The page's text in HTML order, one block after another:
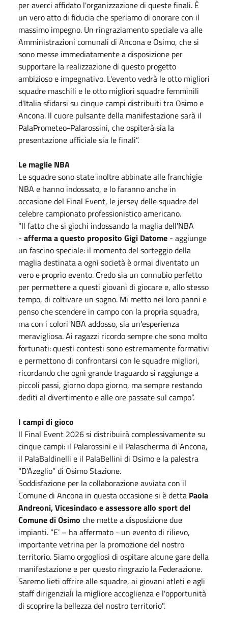
per averci affidato l'organizzazione di queste finali. È
un vero atto di fiducia che speriamo di onorare con il
massimo impegno. Un ringraziamento speciale va alle
Amministrazioni comunali di Ancona e Osimo, che si
sono messe immediatamente a disposizione per
supportare la realizzazione di questo progetto
ambizioso e impegnativo. L'evento vedrà le otto migliori
squadre maschili e le otto migliori squadre femminili
d'Italia sfidarsi su cinque campi distribuiti tra Osimo e
Ancona. Il cuore pulsante della manifestazione sarà il
PalaPrometeo-Palarossini, che ospiterà sia la
presentazione ufficiale sia le finali”.
Le maglie NBA
Le squadre sono state inoltre abbinate alle franchigie
NBA e hanno indossato, e lo faranno anche in
occasione del Final Event, le jersey delle squadre del
celebre campionato professionistico americano.
“Il fatto che si giochi indossando la maglia dell'NBA
- afferma a questo proposito Gigi Datome - aggiunge
un fascino speciale: il momento del sorteggio della
maglia destinata a ogni società è ormai diventato un
vero e proprio evento. Credo sia un connubio perfetto
per permettere a questi giovani di giocare e, allo stesso
tempo, di coltivare un sogno. Mi metto nei loro panni e
penso che scendere in campo con la propria squadra,
ma con i colori NBA addosso, sia un'esperienza
meravigliosa. Ai ragazzi ricordo sempre che sono molto
fortunati: questi contesti sono estremamente formativi
e permettono di confrontarsi con le squadre migliori,
ricordando che ogni grande traguardo si raggiunge a
piccoli passi, giorno dopo giorno, ma sempre restando
dediti al divertimento e alle ore passate sul campo”.
I campi di gioco
Il Final Event 2026 si distribuirà complessivamente su
cinque campi: il Palarossini e il Palascherma di Ancona,
il PalaBaldinelli e il PalaBellini di Osimo e la palestra
“D’Azeglio” di Osimo Stazione.
Soddisfazione per la collaborazione avviata con il
Comune di Ancona in questa occasione si è detta Paola
Andreoni, Vicesindaco e assessore allo sport del
Comune di Osimo che mette a disposizione due
impianti. “E’ – ha affermato - un evento di rilievo,
importante vetrina per la promozione del nostro
territorio. Siamo orgogliosi di ospitare alcune gare della
manifestazione e per questo ringrazio la Federazione.
Saremo lieti offrire alle squadre, ai giovani atleti e agli
staff dirigenziali la migliore accoglienza e l'opportunità
di scoprire la bellezza del nostro territorio".